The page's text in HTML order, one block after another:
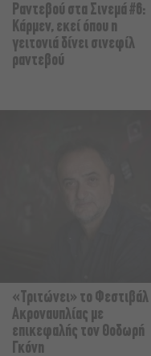
Ραντεβού στα Σινεμά #6:
Κάρμεν, εκεί όπου η
γειτονιά δίνει σινεφίλ
ραντεβού
«Τριτώνει» το Φεστιβάλ
Ακροναυπλίας με
επικεφαλής τον Θοδωρή
Γκόνη